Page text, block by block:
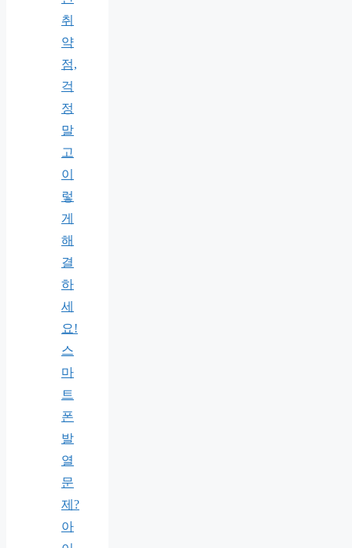
취
약
점,
걱
정
말
고
이
렇
게
해
결
하
세
요!
스
마
트
폰
발
열
문
제?
아